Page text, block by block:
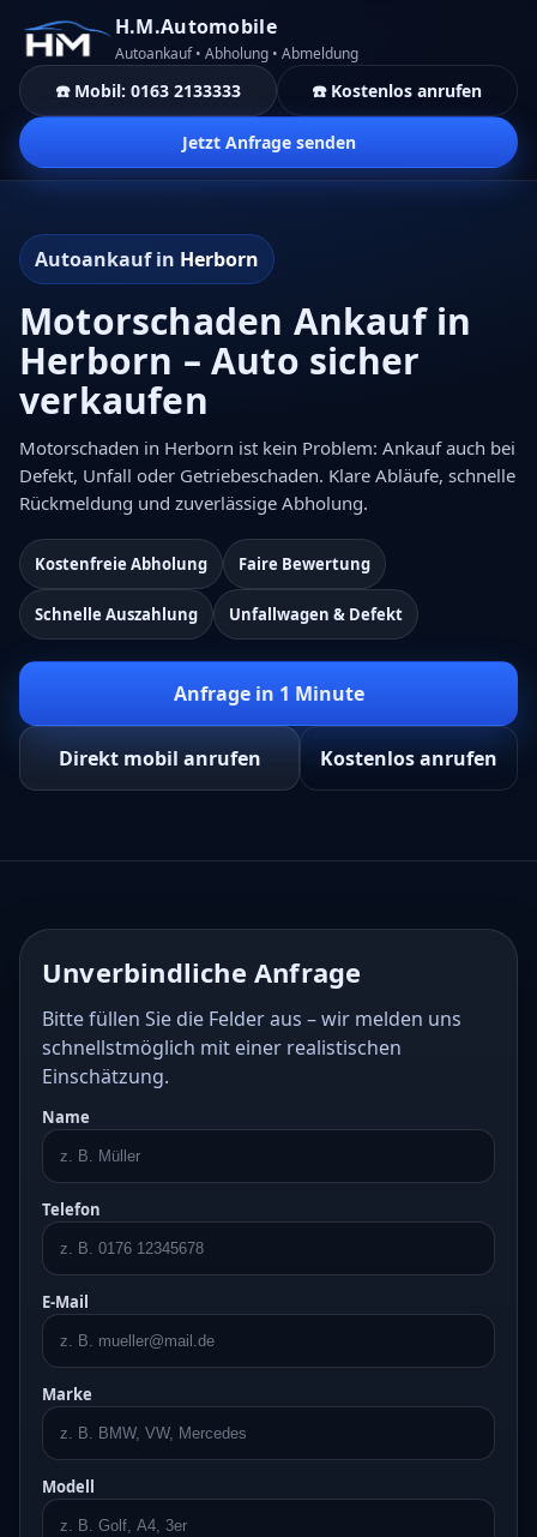
H.M.Automobile
Autoankauf • Abholung • Abmeldung
☎️ Mobil: 0163 2133333 ☎️ Kostenlos anrufen
Jetzt Anfrage senden
Autoankauf in Herborn
Motorschaden Ankauf in
Herborn – Auto sicher
verkaufen
Motorschaden in Herborn ist kein Problem: Ankauf auch bei
Defekt, Unfall oder Getriebeschaden. Klare Abläufe, schnelle
Rückmeldung und zuverlässige Abholung.
Kostenfreie Abholung Faire Bewertung
Schnelle Auszahlung Unfallwagen & Defekt
Anfrage in 1 Minute
Direkt mobil anrufen Kostenlos anrufen
Unverbindliche Anfrage
Bitte füllen Sie die Felder aus – wir melden uns
schnellstmöglich mit einer realistischen
Einschätzung.
Name
Telefon
E-Mail
Marke
Modell